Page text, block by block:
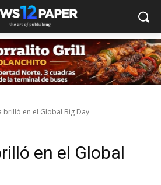
brilló en el Global Big Day
en el Global